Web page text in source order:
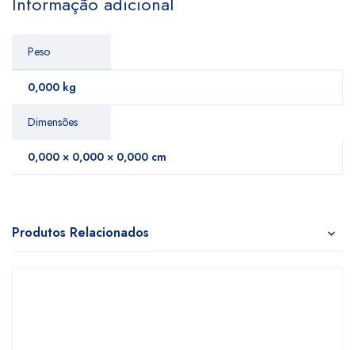
Peso
0,000 kg
Dimensões
0,000 × 0,000 × 0,000 cm
Produtos Relacionados